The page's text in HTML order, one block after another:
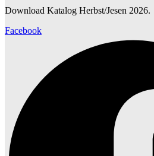
Download Katalog Herbst/Jesen 2026.
Facebook